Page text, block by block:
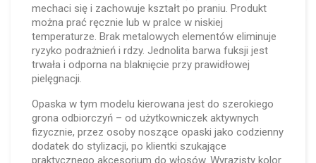
mechaci się i zachowuje kształt po praniu. Produkt
można prać ręcznie lub w pralce w niskiej
temperaturze. Brak metalowych elementów eliminuje
ryzyko podrażnień i rdzy. Jednolita barwa fuksji jest
trwała i odporna na blaknięcie przy prawidłowej
pielęgnacji.
Opaska w tym modelu kierowana jest do szerokiego
grona odbiorczyń – od użytkowniczek aktywnych
fizycznie, przez osoby noszące opaski jako codzienny
dodatek do stylizacji, po klientki szukające
praktycznego akcesorium do włosów. Wyrazisty kolor